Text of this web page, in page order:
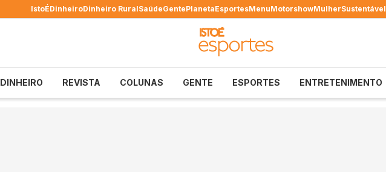
IstoÉDinheiroDinheiro RuralSaúdeGentePlanetaEsportesMenuMotorshowMulherSustentável
DINHEIRO REVISTA COLUNAS GENTE ESPORTES ENTRETENIMENTO